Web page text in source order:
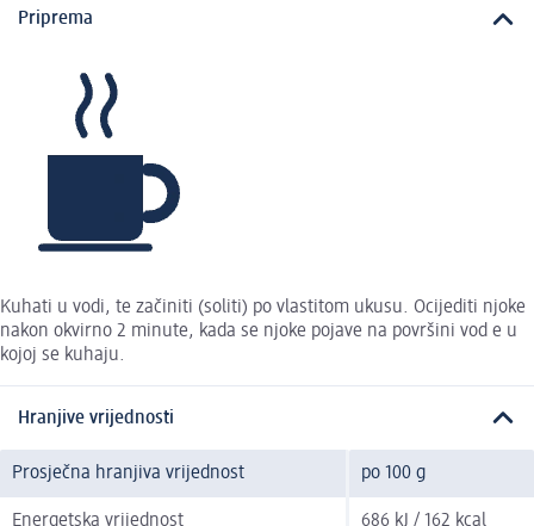
Priprema
Kuhati u vodi, te začiniti (soliti) po vlastitom ukusu. Ocijediti njoke
nakon okvirno 2 minute, kada se njoke pojave na površini vod e u
kojoj se kuhaju.
Hranjive vrijednosti
Prosječna hranjiva vrijednost po 100 g
Energetska vrijednost 686 kJ / 162 kcal